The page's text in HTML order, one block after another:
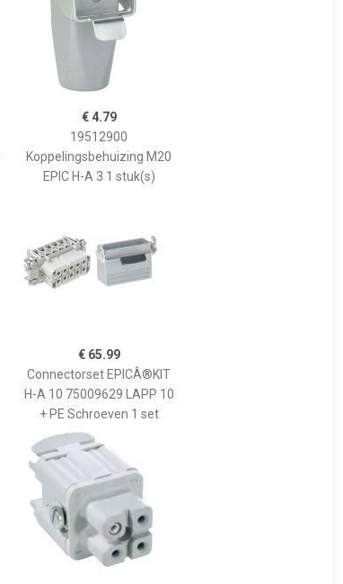
€ 4.79
19512900
Koppelingsbehuizing M20
EPIC H-A 3 1 stuk(s)
€ 65.99
Connectorset EPICÂ®KIT
H-A 10 75009629 LAPP 10
+ PE Schroeven 1 set